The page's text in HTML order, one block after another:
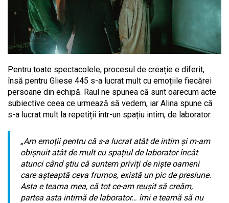
Pentru toate spectacolele, procesul de creație e diferit,
însă pentru Gliese 445 s-a lucrat mult cu emoțiile fiecărei
persoane din echipă. Raul ne spunea că sunt oarecum acte
subiective ceea ce urmează să vedem, iar Alina spune că
s-a lucrat mult la repetiții într-un spațiu intim, de laborator.
„Am emoții pentru că s-a lucrat atât de intim și m-am
obișnuit atât de mult cu spațiul de laborator încât
atunci când știu că suntem priviți de niște oameni
care așteaptă ceva frumos, există un pic de presiune.
Asta e teama mea, că tot ce-am reușit să creăm,
partea asta intimă de laborator… îmi e teamă să nu